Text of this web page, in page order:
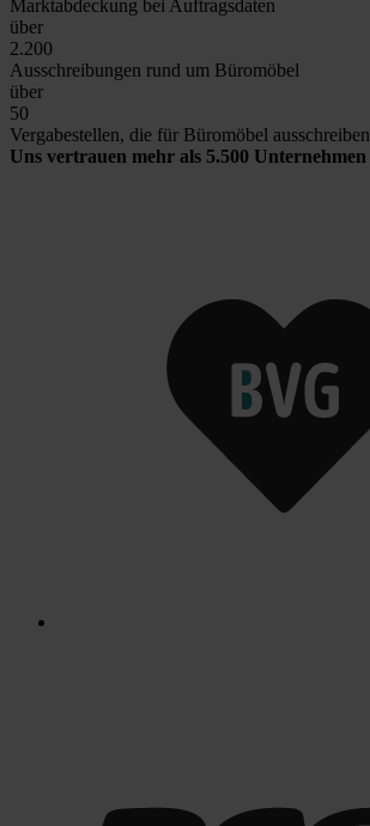
Marktabdeckung bei Auftragsdaten
über
2.200
Ausschreibungen rund um Büromöbel
über
50
Vergabestellen, die für Büromöbel ausschreiben
Uns vertrauen mehr als 5.500 Unternehmen